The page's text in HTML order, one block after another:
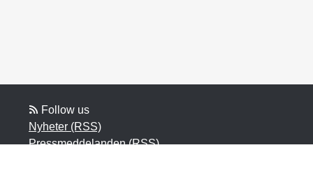
Follow us
Nyheter (RSS)
Pressmeddelanden (RSS)